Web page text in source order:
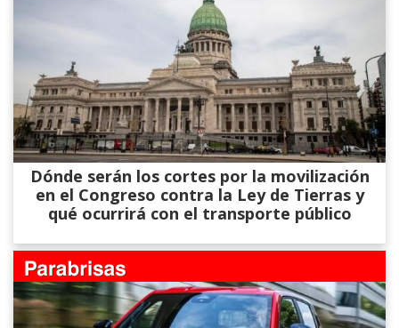
Dónde serán los cortes por la movilización
en el Congreso contra la Ley de Tierras y
qué ocurrirá con el transporte público